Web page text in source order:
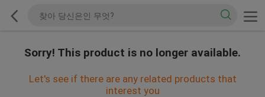
Sorry! This product is no longer available.
Let's see if there are any related products that
interest you